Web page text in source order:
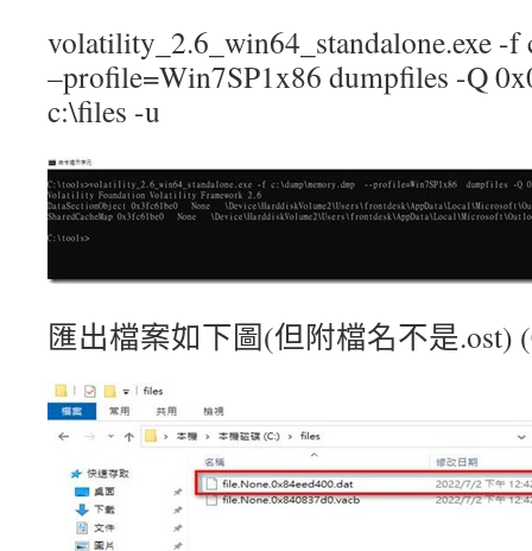
volatility_2.6_win64_standalone.exe -
–profile=Win7SP1x86 dumpfiles -Q
c:\files -u
匯出檔案如下圖(但附檔名不是.ost)